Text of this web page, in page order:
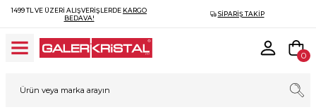
1499 TL VE ÜZERI ALIŞVERIŞLERDE KARGO
BEDAVA!
SIPARIŞ TAKIP
0